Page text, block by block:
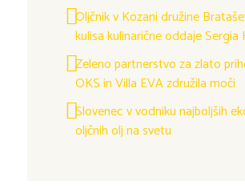
Oljčnik v Kozani družine
kulisa kulinarične oddaje Sergia
Zeleno partnerstvo za zlato
OKS in Villa EVA združila moči
Slovenec v vodniku najboljših
oljčnih olj na svetu